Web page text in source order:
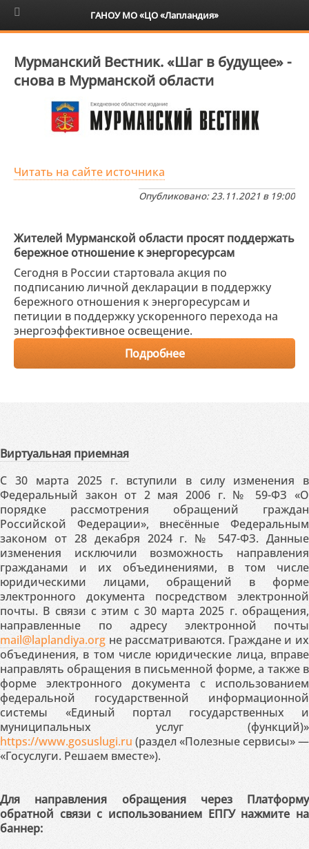
6+
Мурманский Вестник. «Шаг в будущее» -
снова в Мурманской области
Читать на сайте источника
Опубликовано: 23.11.2021 в 19:00
Жителей Мурманской области просят поддержать
бережное отношение к энергоресурсам
Сегодня в России стартовала акция по
подписанию личной декларации в поддержку
бережного отношения к энергоресурсам и
петиции в поддержку ускоренного перехода на
энергоэффективное освещение.
Подробнее
Виртуальная приемная
С 30 марта 2025 г. вступили в силу изменения в
Федеральный закон от 2 мая 2006 г. № 59-ФЗ «О
порядке рассмотрения обращений граждан
Российской Федерации», внесённые Федеральным
законом от 28 декабря 2024 г. № 547-ФЗ. Данные
изменения исключили возможность направления
гражданами и их объединениями, в том числе
юридическими лицами, обращений в форме
электронного документа посредством электронной
почты. В связи с этим с 30 марта 2025 г. обращения,
направленные по адресу электронной почты
mail@laplandiya.org не рассматриваются. Граждане и их
объединения, в том числе юридические лица, вправе
направлять обращения в письменной форме, а также в
форме электронного документа с использованием
федеральной государственной информационной
системы «Единый портал государственных и
муниципальных услуг (функций)»
https://www.gosuslugi.ru (раздел «Полезные сервисы» —
«Госуслуги. Решаем вместе»).
Для направления обращения через Платформу
обратной связи с использованием ЕПГУ нажмите на
баннер:
ГАНОУ МО «ЦО «Лапландия»